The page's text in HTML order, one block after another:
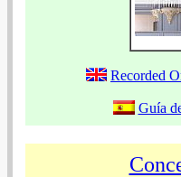
Recorded
Guía